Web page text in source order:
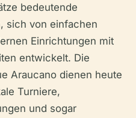
bedeutende
sich von einfachen
Einrichtungen mit
entwickelt. Die
Araucano dienen heute
Turniere,
und sogar